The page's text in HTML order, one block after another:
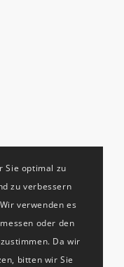
Sie optimal zu
zu verbessern
verwenden es
oder den
Da wir
bitten wir Sie